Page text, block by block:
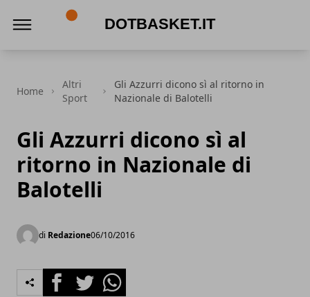
Home
Altri
Sport
Gli Azzurri dicono sì al ritorno in
Nazionale di Balotelli
Gli Azzurri dicono sì al
ritorno in Nazionale di
Balotelli
di Redazione06/10/2016
FacebookTwitterWhatsapp